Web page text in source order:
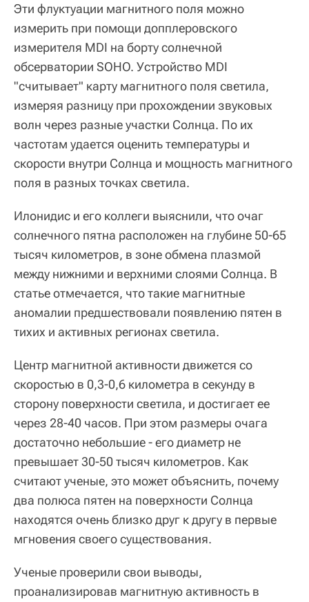
Эти флуктуации магнитного поля можно
измерить при помощи допплеровского
измерителя MDI на борту солнечной
обсерватории SOHO. Устройство MDI
"считывает" карту магнитного поля светила,
измеряя разницу при прохождении звуковых
волн через разные участки Солнца. По их
частотам удается оценить температуры и
скорости внутри Солнца и мощность магнитного
поля в разных точках светила.
Илонидис и его коллеги выяснили, что очаг
солнечного пятна расположен на глубине 50-65
тысяч километров, в зоне обмена плазмой
между нижними и верхними слоями Солнца. В
статье отмечается, что такие магнитные
аномалии предшествовали появлению пятен в
тихих и активных регионах светила.
Центр магнитной активности движется со
скоростью в 0,3-0,6 километра в секунду в
сторону поверхности светила, и достигает ее
через 28-40 часов. При этом размеры очага
достаточно небольшие - его диаметр не
превышает 30-50 тысяч километров. Как
считают ученые, это может объяснить, почему
два полюса пятен на поверхности Солнца
находятся очень близко друг к другу в первые
мгновения своего существования.
Ученые проверили свои выводы,
проанализировав магнитную активность в